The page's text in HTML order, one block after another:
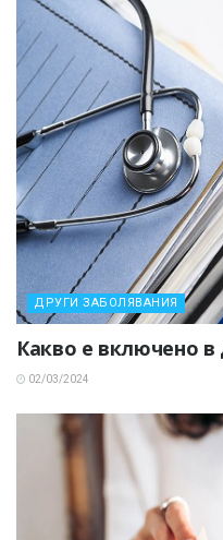
ДРУГИ ЗАБОЛЯВАНИЯ
Какво е включено в
02/03/2024